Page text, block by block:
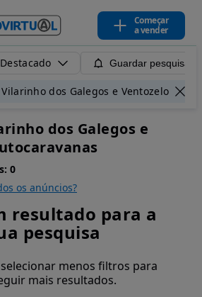
Começar
a vender
Destacado Guardar pesquisa
Vilarinho dos Galegos e Ventozelo
dos Galegos e
0
os anúncios?
resultado para a
pesquisa
menos filtros para
mais resultados.